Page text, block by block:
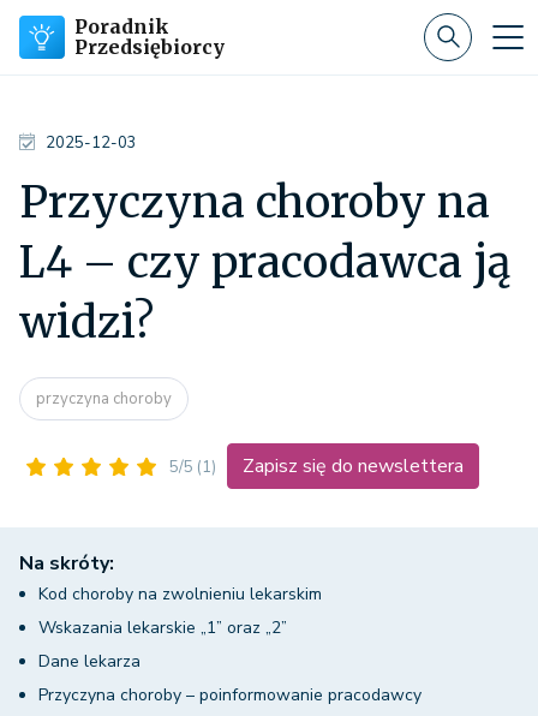
Poradnik
Przedsiębiorcy
2025-12-03
Przyczyna choroby na
L4 – czy pracodawca ją
widzi?
przyczyna choroby
5/5 (1) Zapisz się do newslettera
Na skróty:
Kod choroby na zwolnieniu lekarskim
Wskazania lekarskie „1” oraz „2”
Dane lekarza
Przyczyna choroby – poinformowanie pracodawcy